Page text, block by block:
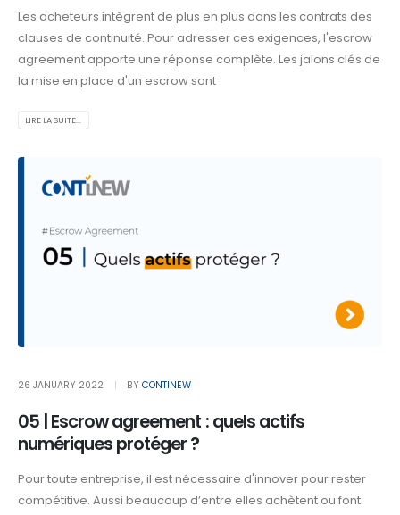
Les acheteurs intègrent de plus en plus dans les contrats des
clauses de continuité. Pour adresser ces exigences, l'escrow
agreement apporte une réponse complète. Les jalons clés de
la mise en place d'un escrow sont
LIRE LA SUITE...
26 JANUARY 2022 BY CONTINEW
05 | Escrow agreement : quels actifs
numériques protéger ?
Pour toute entreprise, il est nécessaire d'innover pour rester
compétitive. Aussi beaucoup d’entre elles achètent ou font